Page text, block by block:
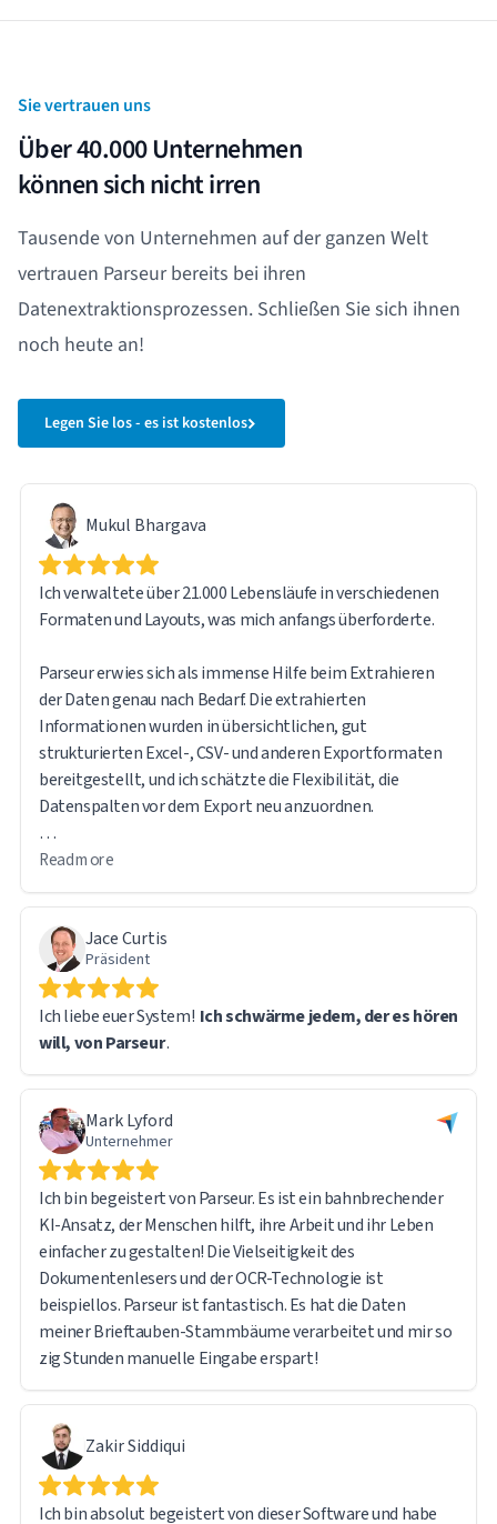
Sie vertrauen uns
Über 40.000 Unternehmen
können sich nicht irren
Tausende von Unternehmen auf der ganzen Welt
vertrauen Parseur bereits bei ihren
Datenextraktionsprozessen. Schließen Sie sich ihnen
noch heute an!
Legen Sie los - es ist kostenlos
Mukul Bhargava
Ich verwaltete über 21.000 Lebensläufe in verschiedenen
Formaten und Layouts, was mich anfangs überforderte.
Parseur erwies sich als immense Hilfe beim Extrahieren
der Daten genau nach Bedarf. Die extrahierten
Informationen wurden in übersichtlichen, gut
strukturierten Excel-, CSV- und anderen Exportformaten
bereitgestellt, und ich schätzte die Flexibilität, die
Datenspalten vor dem Export neu anzuordnen.
Die Software ist intuitiv und benutzerfreundlich.
Besonders hilfreich fand ich auch, dass die Originaldatei
über einen direkten URL-Link im exportierten Bericht
zugänglich bleibt, sodass die Quelldokumente bei Bedarf
leicht referenziert werden können.
Bei der Verarbeitung dieser großen Datenmenge stieß ich
auf einige technische Herausforderungen. Das Support-
Team von Parseur reagierte jedoch schnell und hilfsbereit.
meiner eigenen Lernkurve als aus Einschränkungen der
Software – das System selbst funktionierte einwandfrei.
Ich bin mit der Gesamterfahrung sehr zufrieden und kann
Parseur jedem, der große Mengen an Dokumenten
verarbeitet und Daten extrahiert, uneingeschränkt
empfehlen.
Read more
Jace Curtis
Präsident
Ich liebe euer System! Ich schwärme jedem, der es hören
will, von Parseur.
Mark Lyford
Unternehmer
Ich bin begeistert von Parseur. Es ist ein bahnbrechender
KI-Ansatz, der Menschen hilft, ihre Arbeit und ihr Leben
einfacher zu gestalten! Die Vielseitigkeit des
Dokumentenlesers und der OCR-Technologie ist
beispiellos. Parseur ist fantastisch. Es hat die Daten
meiner Brieftauben-Stammbäume verarbeitet und mir so
zig Stunden manuelle Eingabe erspart!
Zakir Siddiqui
Ich bin absolut begeistert von dieser Software und habe